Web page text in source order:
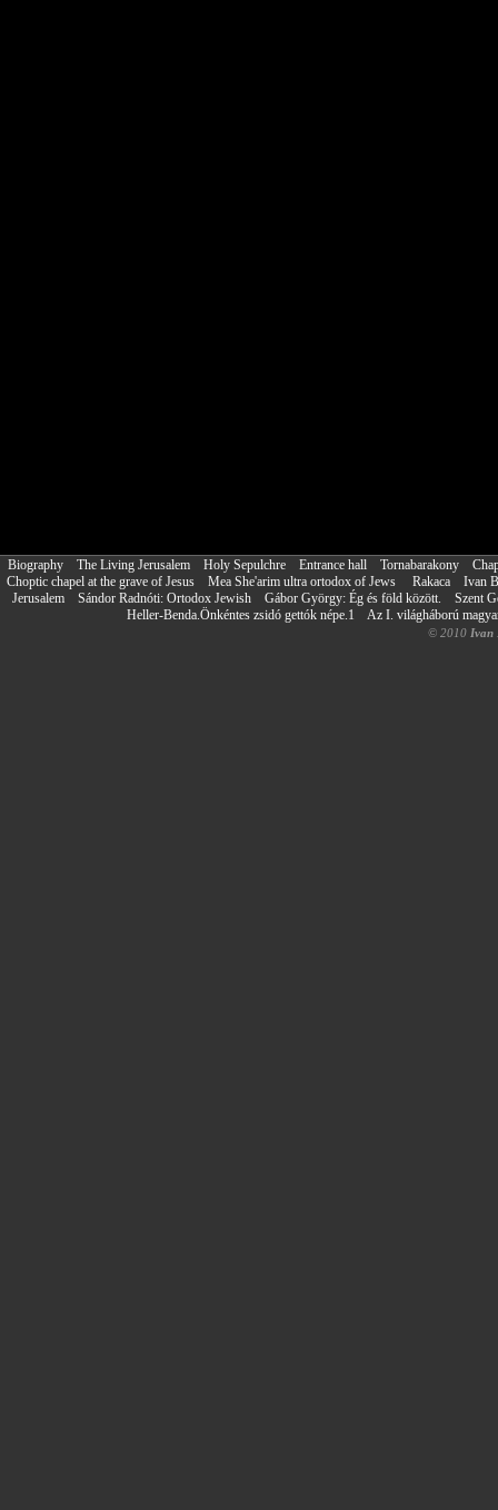
Biography The Living Jerusalem Holy Sepulchre Entrance hall Tornabarakony
Choptic chapel at the grave of Jesus Mea She'arim ultra ortodox of Jews Rakaca Ivan
Jerusalem Sándor Radnóti: Ortodox Jewish Gábor György: Ég és föld között. Szent
Heller-Benda.Önkéntes zsidó gettók népe.1 Az I. világháború
© 2010 Ivan